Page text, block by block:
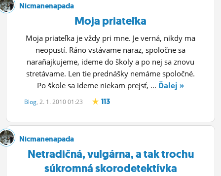
Nicmanenapada
Moja priateľka
Moja priateľka je vždy pri mne. Je verná, nikdy ma
neopustí. Ráno vstávame naraz, spoločne sa
naraňajkujeme, ideme do školy a po nej sa znovu
stretávame. Len tie prednášky nemáme spoločné.
Po škole sa ideme niekam prejsť, ... Ďalej »
Blog, 2. 1. 2010 01:23 113
Nicmanenapada
Netradičná, vulgárna, a tak trochu
súkromná skorodetektívka